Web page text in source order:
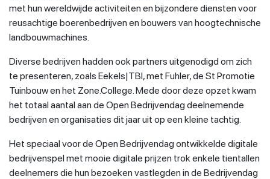
met hun wereldwijde activiteiten en bijzondere diensten voor
reusachtige boerenbedrijven en bouwers van hoogtechnische
landbouwmachines.
Diverse bedrijven hadden ook partners uitgenodigd om zich
te presenteren, zoals Eekels|TBI, met Fuhler, de St Promotie
Tuinbouw en het Zone.College. Mede door deze opzet kwam
het totaal aantal aan de Open Bedrijvendag deelnemende
bedrijven en organisaties dit jaar uit op een kleine tachtig.
Het speciaal voor de Open Bedrijvendag ontwikkelde digitale
bedrijvenspel met mooie digitale prijzen trok enkele tientallen
deelnemers die hun bezoeken vastlegden in de Bedrijvendag